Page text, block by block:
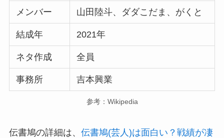
メンバー 山田陸斗、ダダこだま、がくと
結成年 2021年
ネタ作成 全員
事務所 吉本興業
参考：Wikipedia
伝書鳩の詳細は、 伝書鳩(芸人)は面白い？戦績が凄